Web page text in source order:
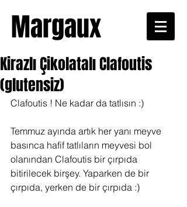
Margaux
Kirazlı Çikolatalı Clafoutis
(glutensiz)
Clafoutis ! Ne kadar da tatlısın :)
Temmuz ayında artık her yanı meyve
basınca hafif tatlıların meyvesi bol
olanından Clafoutis bir çırpıda
bitirilecek birşey. Yaparken de bir
çırpıda, yerken de bir çırpıda :)